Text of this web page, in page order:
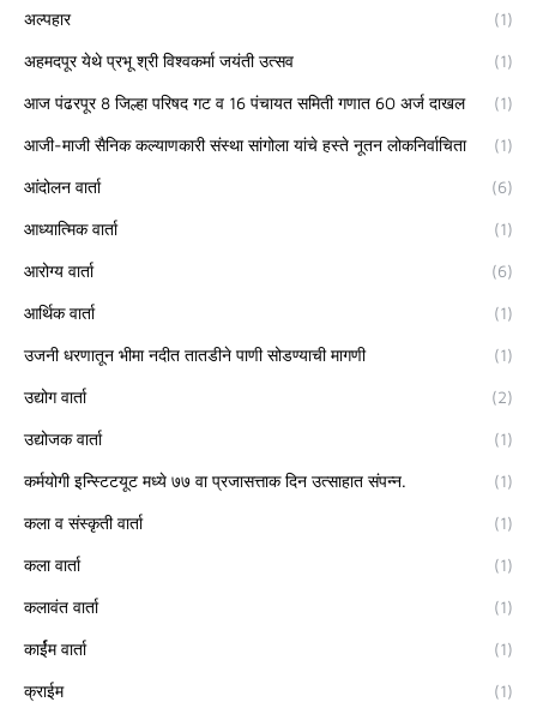
अल्पहार (1)
अहमदपूर येथे प्रभू श्री विश्वकर्मा जयंती उत्सव (1)
आज पंढरपूर 8 जिल्हा परिषद गट व 16 पंचायत समिती गणात 60 अर्ज दाखल (1)
आजी-माजी सैनिक कल्याणकारी संस्था सांगोला यांचे हस्ते नूतन लोकनिर्वाचिता (1)
आंदोलन वार्ता (6)
आध्यात्मिक वार्ता (1)
आरोग्य वार्ता (6)
आर्थिक वार्ता (1)
उजनी धरणातून भीमा नदीत तातडीने पाणी सोडण्याची मागणी (1)
उद्योग वार्ता (2)
उद्योजक वार्ता (1)
कर्मयोगी इन्स्टिटयूट मध्ये ७७ वा प्रजासत्ताक दिन उत्साहात संपन्न. (1)
कला व संस्कृती वार्ता (1)
कला वार्ता (1)
कलावंत वार्ता (1)
कार्ईम वार्ता (1)
क्राईम (1)